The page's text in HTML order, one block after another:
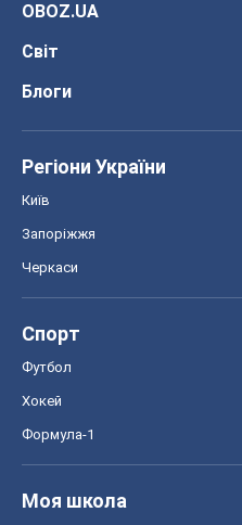
OBOZ.UA
Світ
Блоги
Регіони України
Київ
Запоріжжя
Черкаси
Спорт
Футбол
Хокей
Формула-1
Моя школа